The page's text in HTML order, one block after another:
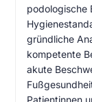
podologische
gründliche
kompetente
akute
Patientinnen